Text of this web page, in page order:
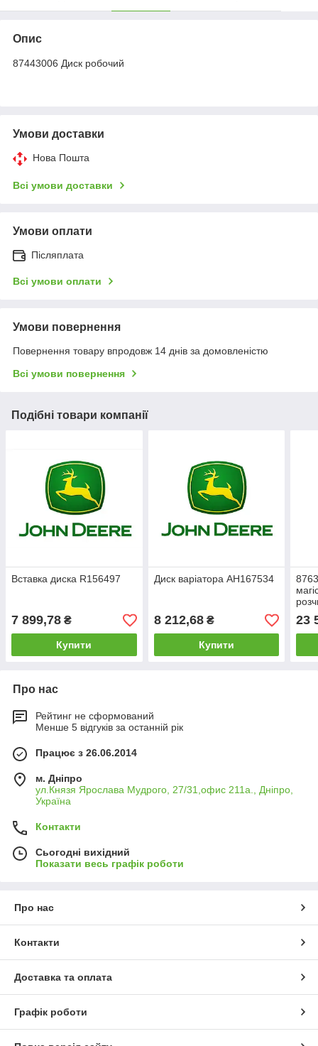
Опис
87443006 Диск робочий
Умови доставки
Нова Пошта
Всі умови доставки
Умови оплати
Післяплата
Всі умови оплати
Умови повернення
Повернення товару впродовж 14 днів за домовленістю
Всі умови повернення
Подібні товари компанії
Вставка диска R156497
7 899,78 ₴
Купити
Диск варіатора AH167534
8 212,68₴
Купити
23
Про нас
Рейтинг не сформований
Менше 5 відгуків за останній рік
Працює з 26.06.2014
м. Дніпро
ул.Князя Ярослава Мудрого, 27/31,офис 211а., Дніпро,
Україна
Контакти
Сьогодні вихідний
Показати весь графік роботи
Про нас
Контакти
Доставка та оплата
Графік роботи